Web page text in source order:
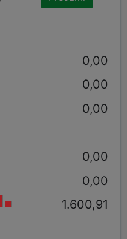
0,00
0,00
0,00
0,00
0,00
1.600,91